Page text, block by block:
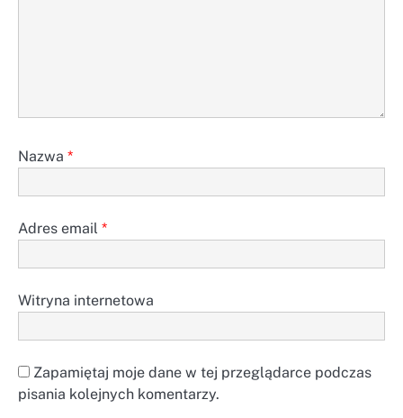
Nazwa *
Adres email *
Witryna internetowa
Zapamiętaj moje dane w tej przeglądarce podczas
pisania kolejnych komentarzy.